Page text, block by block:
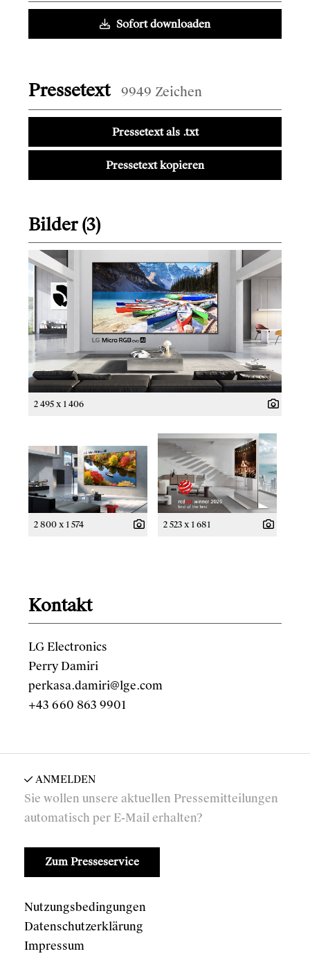
Sofort downloaden
Pressetext 9949 Zeichen
Pressetext als .txt
Pressetext kopieren
Bilder (3)
2 495 x 1 406
2 800 x 1 574 2 523 x 1 681
Kontakt
LG Electronics
Perry Damiri
perkasa.damiri@lge.com
+43 660 863 9901
ANMELDEN
Sie wollen unsere aktuellen Pressemitteilungen
automatisch per E-Mail erhalten?
Zum Presseservice
Nutzungsbedingungen
Datenschutzerklärung
Impressum